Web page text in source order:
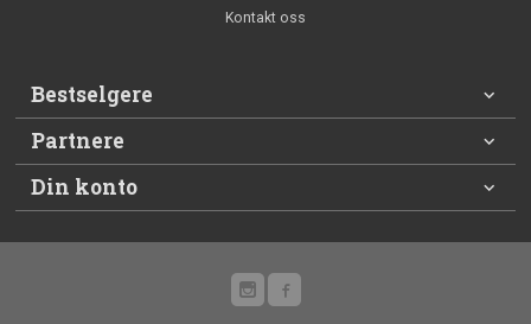
Kontakt oss
Bestselgere
Partnere
Din konto